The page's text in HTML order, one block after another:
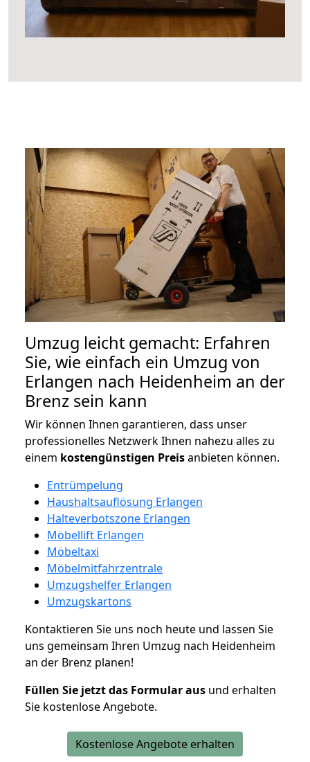
Umzug leicht gemacht: Erfahren
Sie, wie einfach ein Umzug von
Erlangen nach Heidenheim an der
Brenz sein kann
Wir können Ihnen garantieren, dass unser
professionelles Netzwerk Ihnen nahezu alles zu
einem kostengünstigen Preisanbieten können.
Entrümpelung
Haushaltsauflösung Erlangen
Halteverbotszone Erlangen
Möbellift Erlangen
Möbeltaxi
Möbelmitfahrzentrale
Umzugshelfer Erlangen
Umzugskartons
Kontaktieren Sie uns noch heute und lassen Sie
uns gemeinsam Ihren Umzug nach Heidenheim
an der Brenz planen!
Füllen Sie jetzt das Formular aus und erhalten
Sie kostenlose Angebote.
Kostenlose Angebote erhalten